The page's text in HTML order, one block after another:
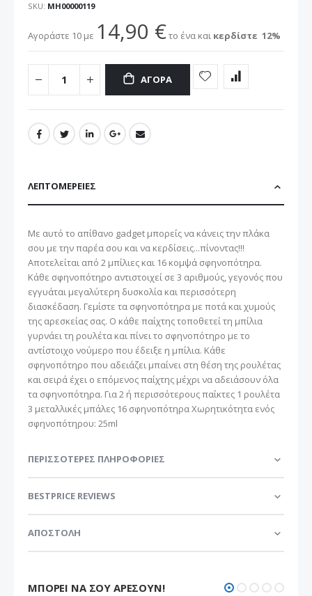
SKU ΜΗ00000119
Αγοράστε 10 με 14,90 €το ένα και κερδίστε 12%
ΑΓΟΡΆ
ΛΕΠΤΟΜΈΡΕΙΕΣ
Με αυτό το απίθανο gadget μπορείς να κάνεις την πλάκα
σου με την παρέα σου και να κερδίσεις...πίνοντας!!!
Αποτελείται από 2 μπίλιες και 16 κομψά σφηνοπότηρα.
Κάθε σφηνοπότηρο αντιστοιχεί σε 3 αριθμούς, γεγονός που
εγγυάται μεγαλύτερη δυσκολία και περισσότερη
διασκέδαση. Γεμίστε τα σφηνοπότηρα με ποτά και χυμούς
της αρεσκείας σας. Ο κάθε παίχτης τοποθετεί τη μπίλια
γυρνάει τη ρουλέτα και πίνει το σφηνοπότηρο με το
αντίστοιχο νούμερο που έδειξε η μπίλια. Κάθε
σφηνοπότηρο που αδειάζει μπαίνει στη θέση της ρουλέτας
και σειρά έχει ο επόμενος παίχτης μέχρι να αδειάσουν όλα
τα σφηνοπότηρα. Για 2 ή περισσότερους παίκτες 1 ρουλέτα
3 μεταλλικές μπάλες 16 σφηνοπότηρα Χωρητικότητα ενός
σφηνοπότηρου: 25ml
ΠΕΡΙΣΣΌΤΕΡΕΣ ΠΛΗΡΟΦΟΡΊΕΣ
BESTPRICE REVIEWS
ΑΠΟΣΤΟΛΗ
ΜΠΟΡΕΊ ΝΑ ΣΟΥ ΑΡΈΣΟΥΝ!